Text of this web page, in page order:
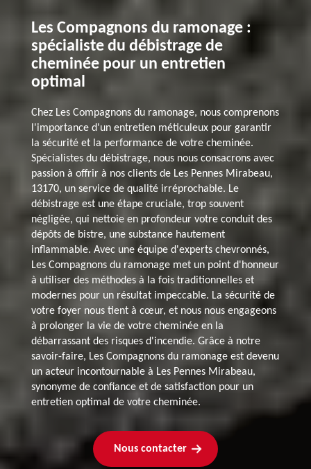
Les Compagnons du ramonage :
spécialiste du débistrage de
cheminée pour un entretien
optimal
Chez Les Compagnons du ramonage, nous comprenons
l'importance d'un entretien méticuleux pour garantir
la sécurité et la performance de votre cheminée.
Spécialistes du débistrage, nous nous consacrons avec
passion à offrir à nos clients de Les Pennes Mirabeau,
13170, un service de qualité irréprochable. Le
débistrage est une étape cruciale, trop souvent
négligée, qui nettoie en profondeur votre conduit des
dépôts de bistre, une substance hautement
inflammable. Avec une équipe d'experts chevronnés,
Les Compagnons du ramonage met un point d'honneur
à utiliser des méthodes à la fois traditionnelles et
modernes pour un résultat impeccable. La sécurité de
votre foyer nous tient à cœur, et nous nous engageons
à prolonger la vie de votre cheminée en la
débarrassant des risques d'incendie. Grâce à notre
savoir-faire, Les Compagnons du ramonage est devenu
un acteur incontournable à Les Pennes Mirabeau,
synonyme de confiance et de satisfaction pour un
entretien optimal de votre cheminée.
Nous contacter